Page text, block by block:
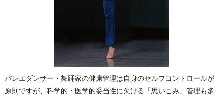
バレエダンサー・舞踊家の健康管理は自身のセルフコントロールが
原則ですが、科学的・医学的妥当性に欠ける「思いこみ」管理も多